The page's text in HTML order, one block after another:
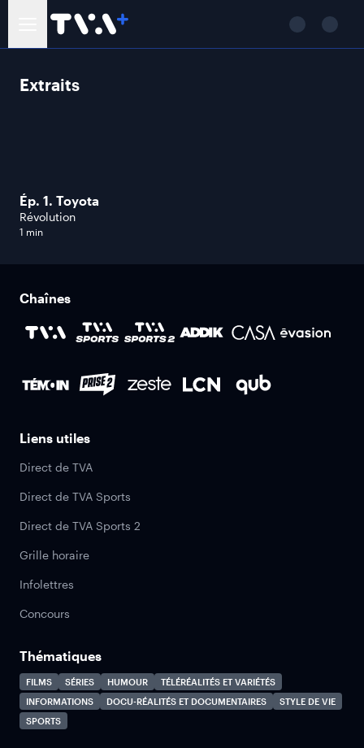
Extraits
Ép. 1. Toyota
Révolution
1 min
Chaînes
Liens utiles
Direct de TVA
Direct de TVA Sports
Direct de TVA Sports 2
Grille horaire
Infolettres
Concours
Thématiques
FILMS SÉRIES HUMOUR
TÉLÉRÉALITÉS ET VARIÉTÉS
INFORMATIONS
DOCU-RÉALITÉS ET DOCUMENTAIRES
STYLE DE VIE
SPORTS